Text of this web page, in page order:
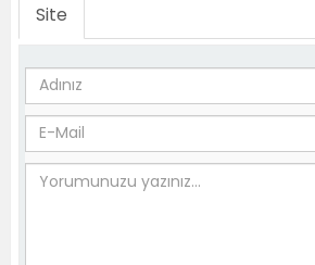
Site